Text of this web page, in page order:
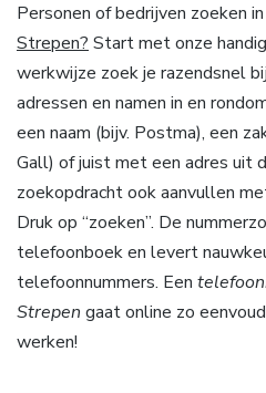
Personen of bedrijven zoeken
Strepen? Start met onze
werkwijze zoek je razendsnel
adressen en namen in en
een naam (bijv. Postma), een
Gall) of juist met een adres uit
zoekopdracht ook aanvullen
Druk op “zoeken”. De
telefoonboek en levert
telefoonnummers. Een
Strepen gaat online zo
werken!